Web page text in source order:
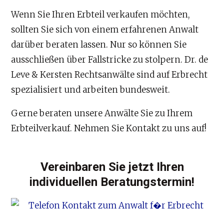
Wenn Sie Ihren Erbteil verkaufen möchten,
sollten Sie sich von einem erfahrenen Anwalt
darüber beraten lassen. Nur so können Sie
ausschließen über Fallstricke zu stolpern. Dr. de
Leve & Kersten Rechtsanwälte sind auf Erbrecht
spezialisiert und arbeiten bundesweit.
Gerne beraten unsere Anwälte Sie zu Ihrem
Erbteilverkauf. Nehmen Sie Kontakt zu uns auf!
Vereinbaren Sie jetzt Ihren
individuellen Beratungstermin!